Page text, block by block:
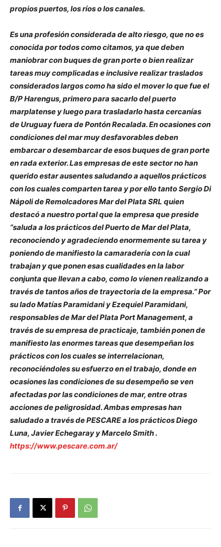
propios puertos, los ríos o los canales.
Es una profesión considerada de alto riesgo, que no es
conocida por todos como citamos, ya que deben
maniobrar con buques de gran porte o bien realizar
tareas muy complicadas e inclusive realizar traslados
considerados largos como ha sido el mover lo que fue el
B/P Harengus, primero para sacarlo del puerto
marplatense y luego para trasladarlo hasta cercanías
de Uruguay fuera de Pontón Recalada. En ocasiones con
condiciones del mar muy desfavorables deben
embarcar o desembarcar de esos buques de gran porte
en rada exterior. Las empresas de este sector no han
querido estar ausentes saludando a aquellos prácticos
con los cuales comparten tarea y por ello tanto Sergio Di
Nápoli de Remolcadores Mar del Plata SRL quien
destacó a nuestro portal que la empresa que preside
“saluda a los prácticos del Puerto de Mar del Plata,
reconociendo y agradeciendo enormemente su tarea y
poniendo de manifiesto la camaradería con la cual
trabajan y que ponen esas cualidades en la labor
conjunta que llevan a cabo, como lo vienen realizando a
través de tantos años de trayectoria de la empresa.” Por
su lado Matías Paramidani y Ezequiel Paramidani,
responsables de Mar del Plata Port Management, a
través de su empresa de practicaje, también ponen de
manifiesto las enormes tareas que desempeñan los
prácticos con los cuales se interrelacionan,
reconociéndoles su esfuerzo en el trabajo, donde en
ocasiones las condiciones de su desempeño se ven
afectadas por las condiciones de mar, entre otras
acciones de peligrosidad. Ambas empresas han
saludado a través de PESCARE a los prácticos Diego
Luna, Javier Echegaray y Marcelo Smith .
https://www.pescare.com.ar/